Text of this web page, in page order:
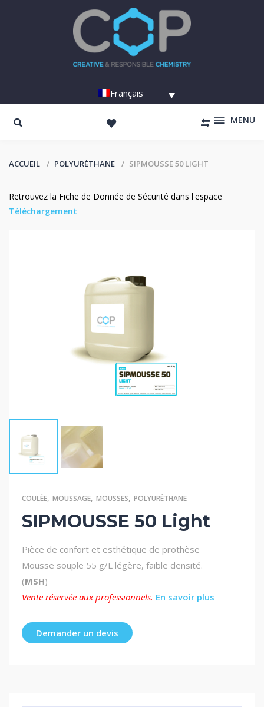
Français
MENU
ACCUEIL POLYURÉTHANE SIPMOUSSE 50 LIGHT
Retrouvez la Fiche de Donnée de Sécurité dans l'espace
Téléchargement
COULÉE, MOUSSAGE, MOUSSES, POLYURÉTHANE
SIPMOUSSE 50 Light
Pièce de confort et esthétique de prothèse
Mousse souple 55 g/L légère, faible densité.
(MSH)
Vente réservée aux professionnels. En savoir plus
Demander un devis